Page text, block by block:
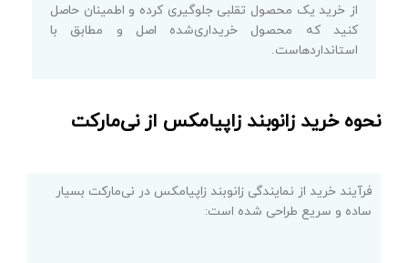
از خرید یک محصول تقلبی جلوگیری کرده و اطمینان حاصل
کنید که محصول خریداری‌شده اصل و مطابق با
استانداردهاست.
نحوه خرید زانوبند زاپیامکس از نی‌مارکت
فرآیند خرید از نمایندگی زانوبند زاپیامکس در نی‌مارکت بسیار
ساده و سریع طراحی شده است: